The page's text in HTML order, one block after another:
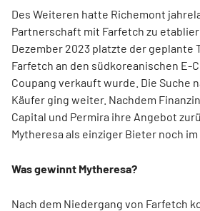
Des Weiteren hatte Richemont
Partnerschaft mit Farfetch zu
Dezember 2023 platzte der geplante
Farfetch an den südkoreanischen E-
Coupang verkauft wurde. Die Suche
Käufer ging weiter. Nachdem
Capital und Permira ihre Angebot
Mytheresa als einziger Bieter noch im
Was gewinnt Mytheresa?
Nach dem Niedergang von Farfetch